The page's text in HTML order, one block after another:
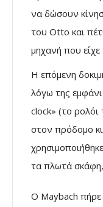
να δώσουν
του Ottο και
μηχανή που είχε
Η επόμενη
λόγω της
clock» (το
στον πρόδομο
τα πλωτά
Ο Maybach πήρε